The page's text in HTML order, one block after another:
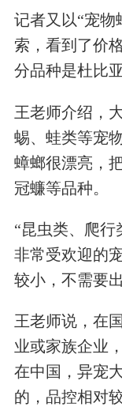
记者又以“宠物
索，看到了价
分品种是杜比
王老师介绍，
蜴、蛙类等宠
蟑螂很漂亮，
冠蠊等品种。
“昆虫类、爬
非常受欢迎的
较小，不需要
王老师说，在
业或家族企业
在中国，异宠
的，品控相对